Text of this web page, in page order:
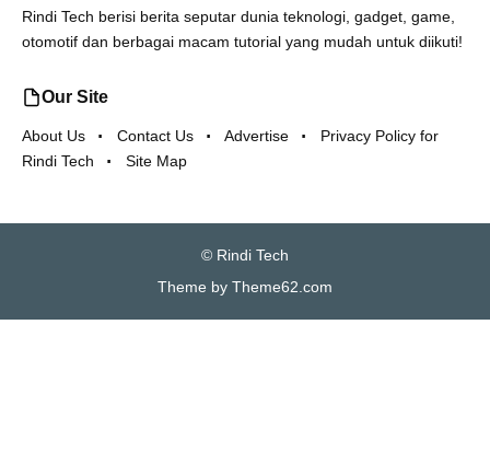
Rindi Tech berisi berita seputar dunia teknologi, gadget, game,
otomotif dan berbagai macam tutorial yang mudah untuk diikuti!
Our Site
About Us Contact Us Advertise
Privacy Policy for
Rindi Tech
Site Map
© Rindi Tech
Theme by Theme62.com